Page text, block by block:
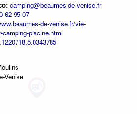
camping@beaumes-de-venise.fr
62 95 07
de-venise.fr/vie-
camping-piscine.html
Venise